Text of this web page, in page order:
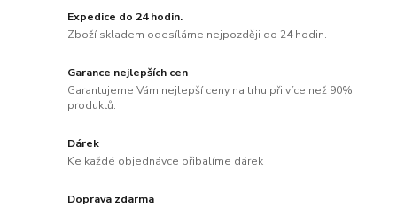
Expedice do 24 hodin.
Zboží skladem odesíláme nejpozději do 24 hodin.
Garance nejlepších cen
Garantujeme Vám nejlepší ceny na trhu při více než 90%
produktů.
Dárek
Ke každé objednávce přibalíme dárek
Doprava zdarma